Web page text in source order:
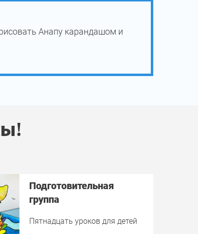
Анапу карандашом и
Подготовительная
группа
Пятнадцать уроков для детей